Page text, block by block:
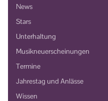
News
Stars
Unterhaltung
Musikneuerscheinungen
Termine
Jahrestag und Anlässe
Wissen